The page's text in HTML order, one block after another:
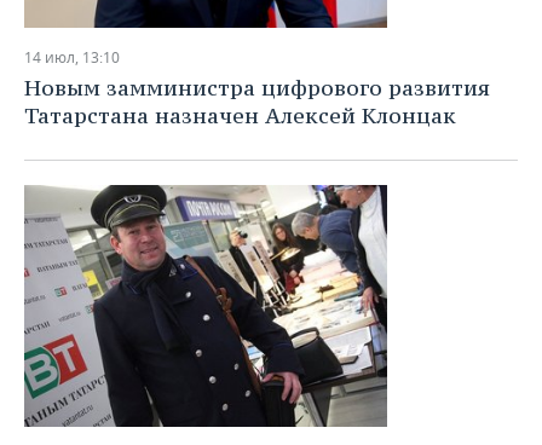
14 июл, 13:10
Новым замминистра цифрового развития
Татарстана назначен Алексей Клонцак